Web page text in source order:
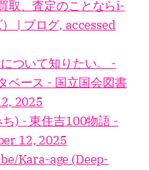
取、査定のことならi-
| ブログ, accessed
ついて知りたい。 -
ベース - 国立国会図書
2025
) - 東住吉100物語 -
12, 2025
Kara-age (Deep-